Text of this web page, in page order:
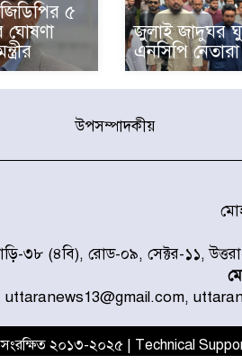
৫
ঘোষণা
জুলাই জাদুঘর
এনসিপি নেতারা
উপসম্পাদকীয়
৩৮ (৪বি), রোড-০৯, সেক্টর-১১,
uttaranews13@gmail.com,
সংরক্ষিত ২০১৩-২০২৫ | Technical